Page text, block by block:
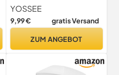
Seifenhalter Seifenablage
Bad
YOSSEE
9,99 € gratis Versand
ZUM ANGEBOT